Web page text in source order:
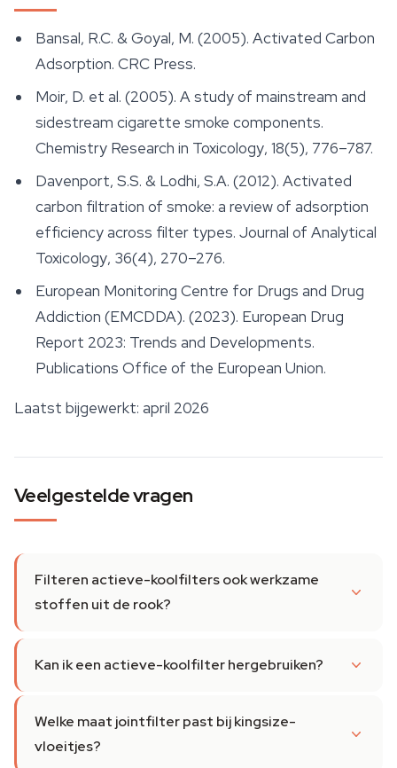
Bansal, R.C. & Goyal, M. (2005). Activated Carbon
Adsorption. CRC Press.
Moir, D. et al. (2005). A study of mainstream and
sidestream cigarette smoke components.
Chemistry Research in Toxicology, 18(5), 776–787.
Davenport, S.S. & Lodhi, S.A. (2012). Activated
carbon filtration of smoke: a review of adsorption
efficiency across filter types. Journal of Analytical
Toxicology, 36(4), 270–276.
European Monitoring Centre for Drugs and Drug
Addiction (EMCDDA). (2023). European Drug
Report 2023: Trends and Developments.
Publications Office of the European Union.
Laatst bijgewerkt: april 2026
Veelgestelde vragen
Filteren actieve-koolfilters ook werkzame
stoffen uit de rook?
Kan ik een actieve-koolfilter hergebruiken?
Welke maat jointfilter past bij kingsize-
vloeitjes?